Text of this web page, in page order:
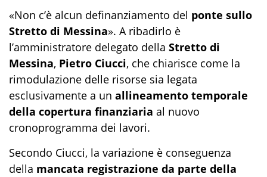
«Non c’è alcun definanziamento del ponte sullo
Stretto di Messina». A ribadirlo è
l’amministratore delegato della Stretto di
Messina, Pietro Ciucci, che chiarisce come la
rimodulazione delle risorse sia legata
esclusivamente a un allineamento temporale
della copertura finanziaria al nuovo
cronoprogramma dei lavori.
Secondo Ciucci, la variazione è conseguenza
della mancata registrazione da parte della